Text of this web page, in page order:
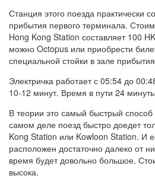
Станция этого поезда практически
прибытия первого терминала.
Hong Kong Station составляет 100
можно Octopus или приобрести
специальной стойки в зале
Электричка работает с 05:54 до
10-12 минут. Время в пути 24
В теории это самый быстрый способ
самом деле поезд быстро доедет
Kong Station или Kowloon Station. И
расположен достаточно далеко от
время будет довольно большое.
высока.